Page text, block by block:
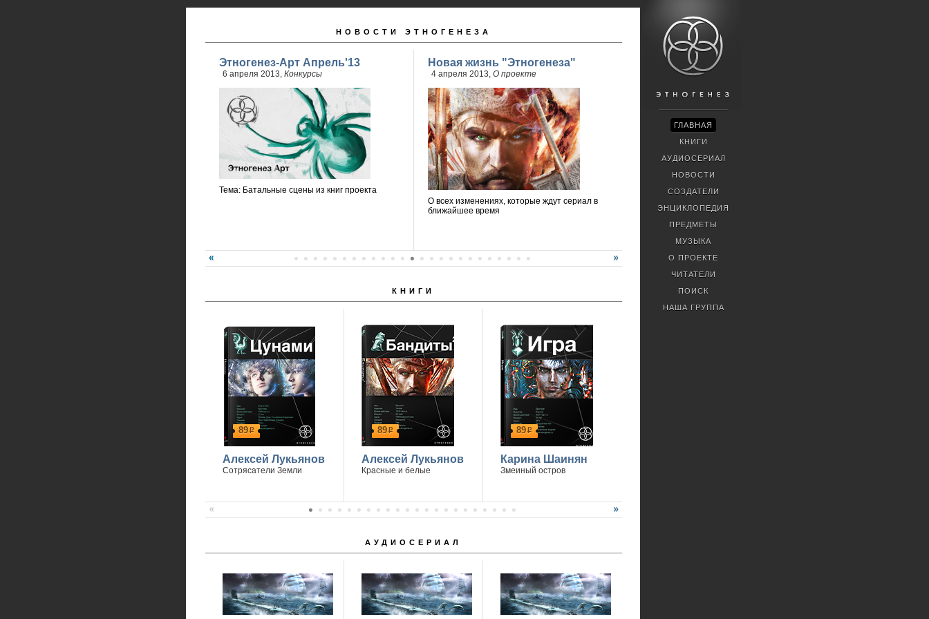
НОВОСТИ ЭТНОГЕНЕЗА
Этногенез-Арт Апрель'13
6 апреля 2013, Конкурсы
Тема: Батальные сцены из книг проекта
Новая жизнь "Этногенеза"
4 апреля 2013, О проекте
О всех изменениях, которые ждут сериал в
ближайшее время
КНИГИ
89р
Алексей Лукьянов
Сотрясатели Земли
89р
Алексей Лукьянов
Красные и белые
89р
Карина Шаинян
Змеиный остров
АУДИОСЕРИАЛ
ГЛАВНАЯ
КНИГИ
АУДИОСЕРИАЛ
НОВОСТИ
СОЗДАТЕЛИ
ЭНЦИКЛОПЕДИЯ
ПРЕДМЕТЫ
МУЗЫКА
О ПРОЕКТЕ
ЧИТАТЕЛИ
ПОИСК
НАША ГРУППА